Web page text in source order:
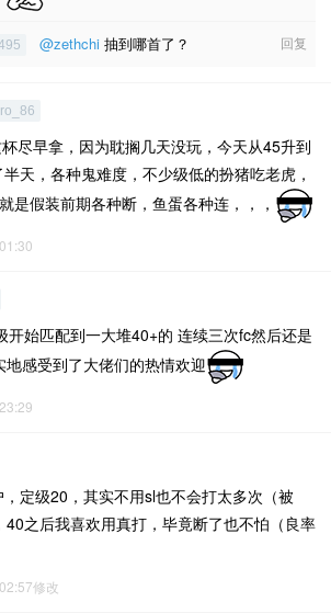
回复
@zethchi 抽到哪首了？
尽早拿，因为耽搁几天没玩，今天从45升到
天，各种鬼难度，不少级低的扮猪吃老虎，
是假装前期各种断，鱼蛋各种连，，，
开始匹配到一大堆40+的 连续三次fc然后还是
地感受到了大佬们的热情欢迎
定级20，其实不用sl也不会打太多次（被
40之后我喜欢用真打，毕竟断了也不怕（良率
修改